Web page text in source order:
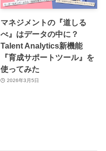
マネジメントの『道しる
べ』はデータの中に？
Talent Analytics新機能
『育成サポートツール』を
使ってみた
2026年3月5日